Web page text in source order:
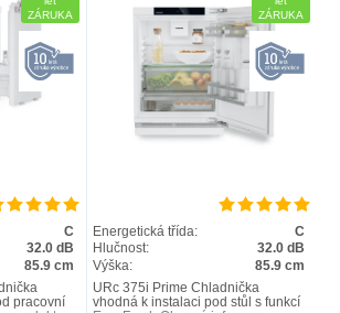
ZÁRUKA
C
32.0 dB
85.9 cm
pracovní
ZÁRUKA
Energetická třída:
C
Hlučnost:
32.0 dB
Výška:
85.9 cm
URc 375i Prime Chladnička
vhodná k instalaci pod stůl s funkcí